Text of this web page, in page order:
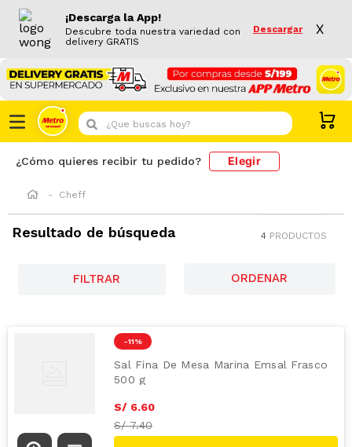
¡Descarga la App!
Descubre toda nuestra variedad con
delivery GRATIS
Descargar X
¿Que buscas hoy?
¿Cómo quieres recibir tu pedido? Elegir
Cheff
Resultado de búsqueda 4 PRODUCTOS
FILTRAR
-11 %
Sal Fina De Mesa Marina Emsal Frasco
500 g
S/ 6.60
S/7.40